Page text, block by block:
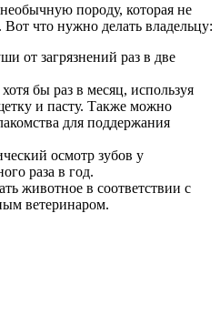
породу, которая не
Вот что нужно делать владельцу:
от загрязнений раз в две
бы раз в месяц, используя
и пасту. Также можно
для поддержания
осмотр зубов у
раза в год.
животное в соответствии с
ветеринаром.